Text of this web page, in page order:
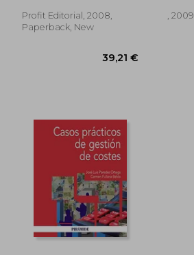
Profit Editorial, 2008,
Paperback, New
, 2009,